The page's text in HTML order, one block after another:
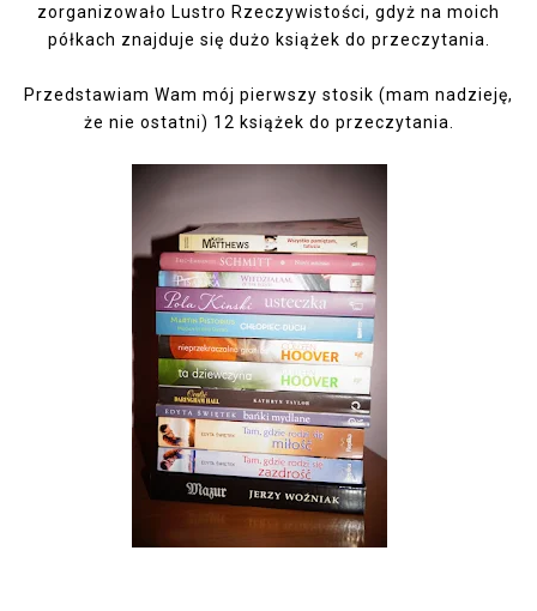
zorganizowało Lustro Rzeczywistości, gdyż na moich
półkach znajduje się dużo książek do przeczytania.
Przedstawiam Wam mój pierwszy stosik (mam nadzieję,
że nie ostatni) 12 książek do przeczytania.